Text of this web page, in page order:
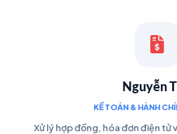
Nguyễn
KẾ TOÁN & HÀNH
Xử lý hợp đồng, hóa đơn điện tử